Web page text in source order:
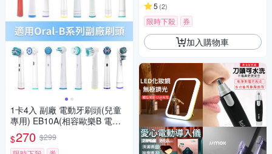
1卡4入 副廠 電動牙刷頭(兒童
專用) EB10A(相容歐樂B 電動
牙刷)【超優惠】
$270 $299
5 (2)
限時下殺 券
加入購物車